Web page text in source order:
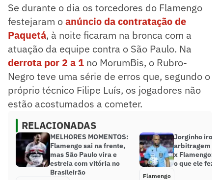
Se durante o dia os torcedores do Flamengo
festejaram oanúncio da contratação de
Paquetá, à noite ficaram na bronca com a
atuação da equipe contra o São Paulo. Na
derrota por 2 a 1 no MorumBis, o Rubro-
Negro teve uma série de erros que, segundo o
próprio técnico Filipe Luís, os jogadores não
estão acostumados a cometer.
RELACIONADAS
MELHORES MOMENTOS:
Flamengo sai na frente,
mas São Paulo vira e
estreia com vitória no
Brasileirão
Jorginho
arbitragem
x Flamengo:
o que ele fez
Flamengo